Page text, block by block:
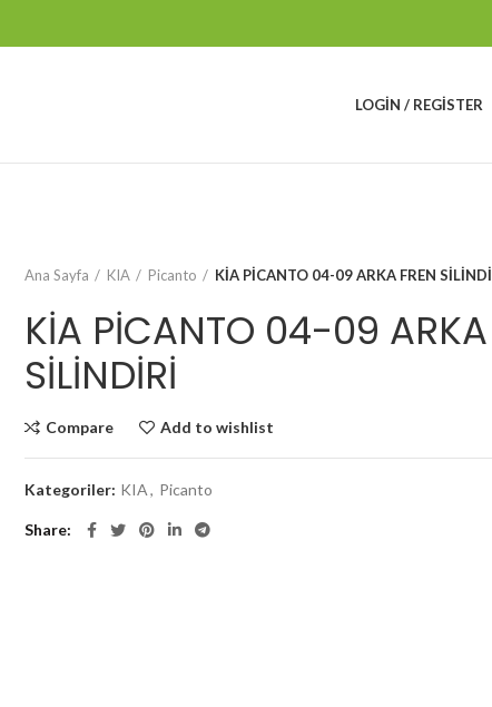
LOGIN / REGISTER
Ana Sayfa KIA Picanto KİA PİCANTO 04-09 ARKA FREN
KİA PİCANTO 04-09 ARKA
SİLİNDİRİ
Compare Add to wishlist
Kategoriler: KIA, Picanto
Share